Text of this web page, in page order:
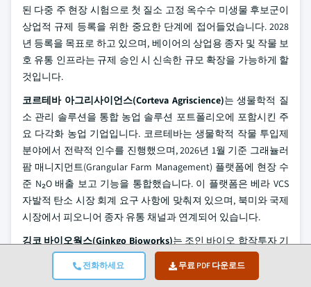
전화하세요 무료 PDF 다운로드
된 다중 주 현장 시험으로 첫 질소 고정 옥수수 미생물 후보군이
상업적 규제 등록을 위한 중요한 단계에 접어들었습니다. 2028
년 등록을 목표로 하고 있으며, 베이어의 상업용 종자 및 작물 보
호 유통 인프라는 규제 승인 시 신속한 규모 확장을 가능하게 할
것입니다.
코르테바 아그리사이언스(Corteva Agriscience)는 생물학적 질
소 관리 솔루션을 통합 농업 솔루션 포트폴리오에 포함시킨 주
요 다각화 농업 기업입니다. 코르테바는 생물학적 작물 투입제
분야에서 전략적 인수를 진행했으며, 2026년 1월 기준 그래뉼러
팜 매니지먼트(Grangular Farm Management) 플랫폼에 현장 수
준 N₂O 배출 보고 기능을 통합했습니다. 이 플랫폼은 베라 VCS
자발적 탄소 시장 회계 요구 사항에 맞춰져 있으며, 북미와 국제
시장에서 피오니어 종자 유통 채널과 연계되어 있습니다.
깅코 바이오웍스(Ginkgo Bioworks)는 조인 바이오 합작투자 기
업에 기반 strain 엔지니어링 역량을 제공하는 동시에 자체 생물
학적 투입제 개발 프로그램을 병행하고 있는 합성 생물학 플랫